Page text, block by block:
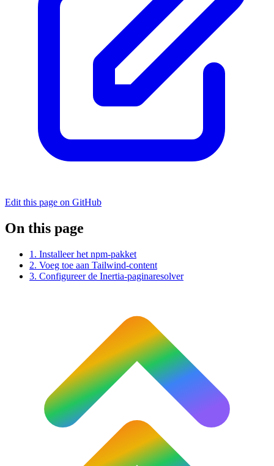
Edit this page on GitHub
On this page
1. Installeer het npm-pakket
2. Voeg toe aan Tailwind-content
3. Configureer de Inertia-paginaresolver